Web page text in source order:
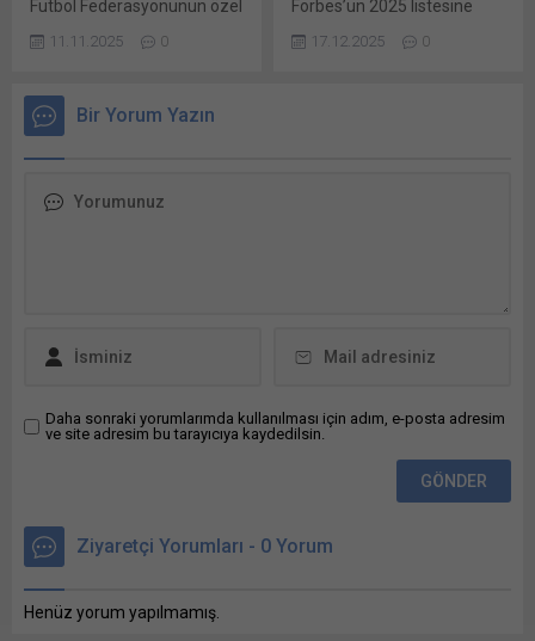
Mutafçı, sağlık ekiplerini...
Futbol Federasyonunun özel
davetiyle Al Ahly ile
Zamalek takımları arasında
Süper Kupa Finali’ni yönetti.
2025 Mısır Süper Kupa
oynanan müsabakayı FIFA
11.11.2025 0
Forbes’un 2025 listesine
göre en çok kazanan 20
sporcu bu yıl toplamda 293
17.12.2025 0
Bir Yorum Yazın
Daha sonraki yorumlarımda kullanılması için adım, e-posta adresim
ve site adresim bu tarayıcıya kaydedilsin.
Ziyaretçi Yorumları - 0 Yorum
Henüz yorum yapılmamış.